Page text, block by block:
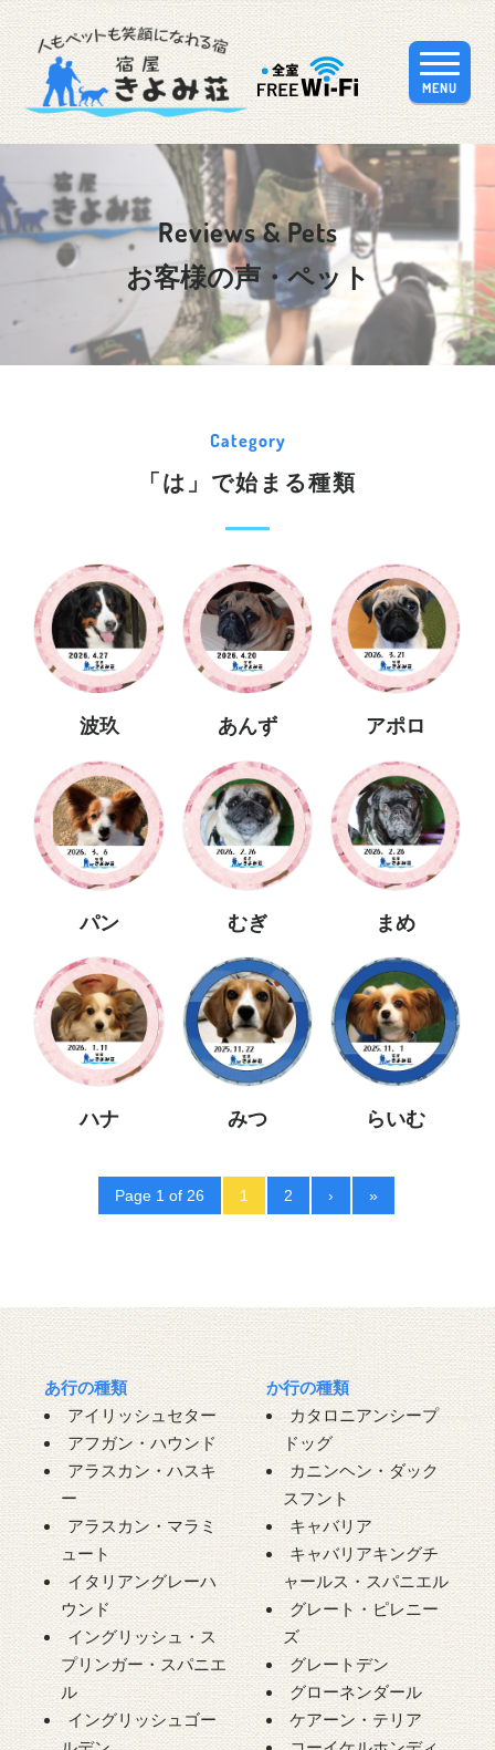
MENU
Reviews & Pets
お客様の声・ペット
Category
「は」で始まる種類
波玖 あんず アポロ
パン むぎ まめ
ハナ みつ らいむ
Page 1 of 26 1 2 › »
あ行の種類
アイリッシュセター
アフガン・ハウンド
アラスカン・ハスキ
ー
アラスカン・マラミ
ュート
イタリアングレーハ
ウンド
イングリッシュ・ス
プリンガー・スパニエ
ル
イングリッシュゴー
か行の種類
カタロニアンシープ
ドッグ
カニンヘン・ダック
スフント
キャバリア
キャバリアキングチ
ャールス・スパニエル
グレート・ピレニー
ズ
グレートデン
グローネンダール
ケアーン・テリア